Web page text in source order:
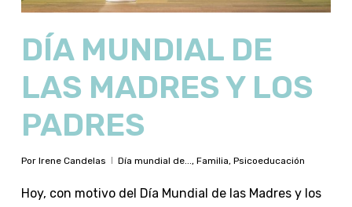
DÍA MUNDIAL DE
LAS MADRES Y LOS
PADRES
Por Irene Candelas Día mundial de... , Familia, Psicoeducación
Hoy, con motivo del Día Mundial de las Madres y los